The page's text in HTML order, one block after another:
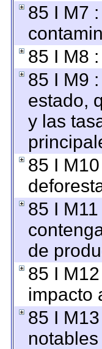
85 I M7
85 I M8
85 I M9
estado,
y las
85 I
85 I
de
85 I
impacto
85 I